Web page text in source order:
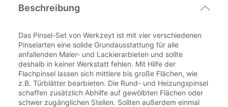
Beschreibung
Das Pinsel-Set von Werkzeyt ist mit vier verschiedenen
Pinselarten eine solide Grundausstattung für alle
anfallenden Maler- und Lackierarbieten und sollte
deshalb in keiner Werkstatt fehlen. Mit Hilfe der
Flachpinsel lassen sich mittlere bis große Flächen, wie
z.B. Türblätter bearbieten. Die Rund- und Heizungspinsel
schaffen zusätzlich Abhilfe auf gewölbten Flächen oder
schwer zugänglichen Stellen. Sollten außerdem einmal